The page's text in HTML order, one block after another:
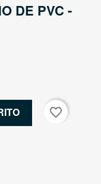
DE PVC -
favorite_border